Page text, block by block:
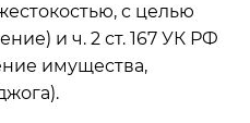
с целью
и ч. 2 ст. 167 УК РФ
имущества,